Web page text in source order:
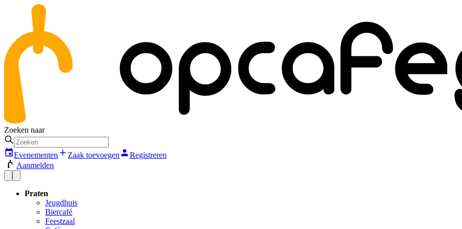
Zoeken naar
Evenementen Zaak toevoegen
Registreren
Aanmelden
Praten
Jeugdhuis
Biercafé
Feestzaal